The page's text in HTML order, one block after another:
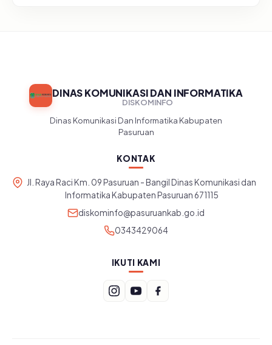
DINAS KOMUNIKASI DAN INFORMATIKA
DISKOMINFO
Dinas Komunikasi Dan Informatika Kabupaten
Pasuruan
KONTAK
Jl. Raya Raci Km. 09 Pasuruan - Bangil Dinas Komunikasi dan
Informatika Kabupaten Pasuruan 671115
diskominfo@pasuruankab.go.id
0343429064
IKUTI KAMI